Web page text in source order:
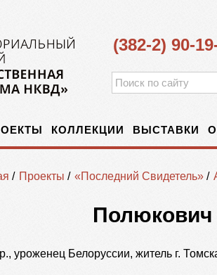
(382-2) 90-
КОЛЛЕКЦИИ ВЫСТАВКИ
/ Проекты / «Последний Свидетель» /
Полюкович
уроженец Белоруссии, житель г.